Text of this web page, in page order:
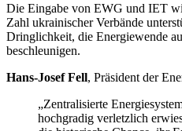
Die Eingabe von EWG und IET
Zahl ukrainischer Verbände
Dringlichkeit, die Energiewende
beschleunigen.
Hans-Josef Fell, Präsident der
„Zentralisierte
hochgradig verletzlich